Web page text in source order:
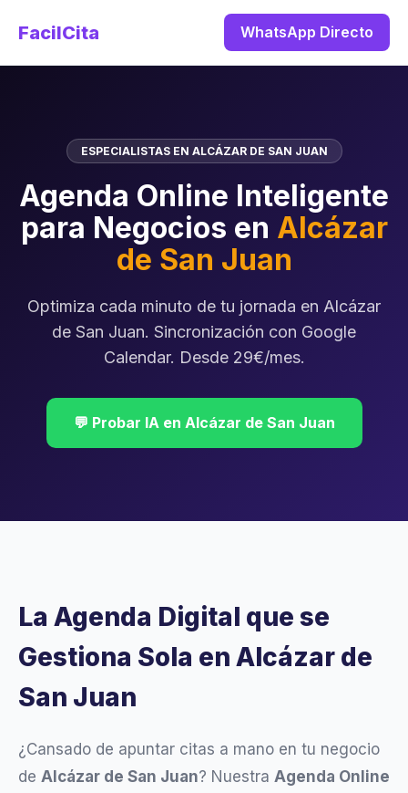
FacilCita WhatsApp Directo
ESPECIALISTAS EN ALCÁZAR DE SAN JUAN
Agenda Online Inteligente
para Negocios en Alcázar
de San Juan
Optimiza cada minuto de tu jornada en Alcázar
de San Juan. Sincronización con Google
Calendar. Desde 29€/mes.
💬 Probar IA en Alcázar de San Juan
La Agenda Digital que se
Gestiona Sola en Alcázar de
San Juan
¿Cansado de apuntar citas a mano en tu negocio
de Alcázar de San Juan? Nuestra Agenda Online